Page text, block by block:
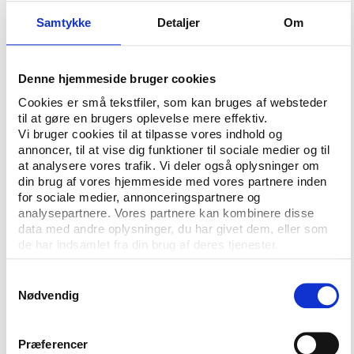
Samtykke Detaljer Om
Denne hjemmeside bruger cookies
Cookies er små tekstfiler, som kan bruges af websteder
til at gøre en brugers oplevelse mere effektiv.
Vi bruger cookies til at tilpasse vores indhold og
annoncer, til at vise dig funktioner til sociale medier og til
at analysere vores trafik. Vi deler også oplysninger om
din brug af vores hjemmeside med vores partnere inden
for sociale medier, annonceringspartnere og
analysepartnere. Vores partnere kan kombinere disse
data med andre oplysninger, du har givet dem, eller som
de har indsamlet fra din brug af deres tjenester.
Nødvendig
Præferencer
og bliver i uge 23 sendt til alle fagchefer på kultur-
og fritidsområdet samt – i de tilfælde det er muligt –
den eller de medarbejdere, som bidrog ved den
”Vi håber på stor opbakning fra kommunerne. Sidst
valgte ikke mindre end 91 ud af 98 kommuner at
bidrage til undersøgelsen, hvilket var helt afgørende
for undersøgelsens kvalitet og muligheden for at
kunne give et samlet billede af situationen på
landsplan”, siger analytiker Malene Thøgersen, der er
ansvarlig for undersøgelsen.
Når undersøgelsen er afsluttet, vil resultaterne blive
regi af både Vifo og Idan.
Vifo evaluerer samtidig ændringen af